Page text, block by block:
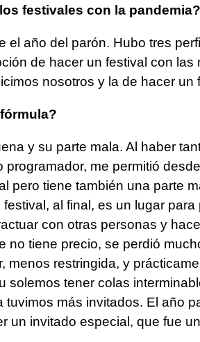
festivales con la pandemia?
el año del parón. Hubo tres
de hacer un festival con
nosotros y la de hacer un
y su parte mala. Al haber
programador, me permitió
pero tiene también una parte
al final, es un lugar
con otras personas y
no tiene precio, se perdió
menos restringida, y
solemos tener colas
tuvimos más invitados. El año
un invitado especial, que fue